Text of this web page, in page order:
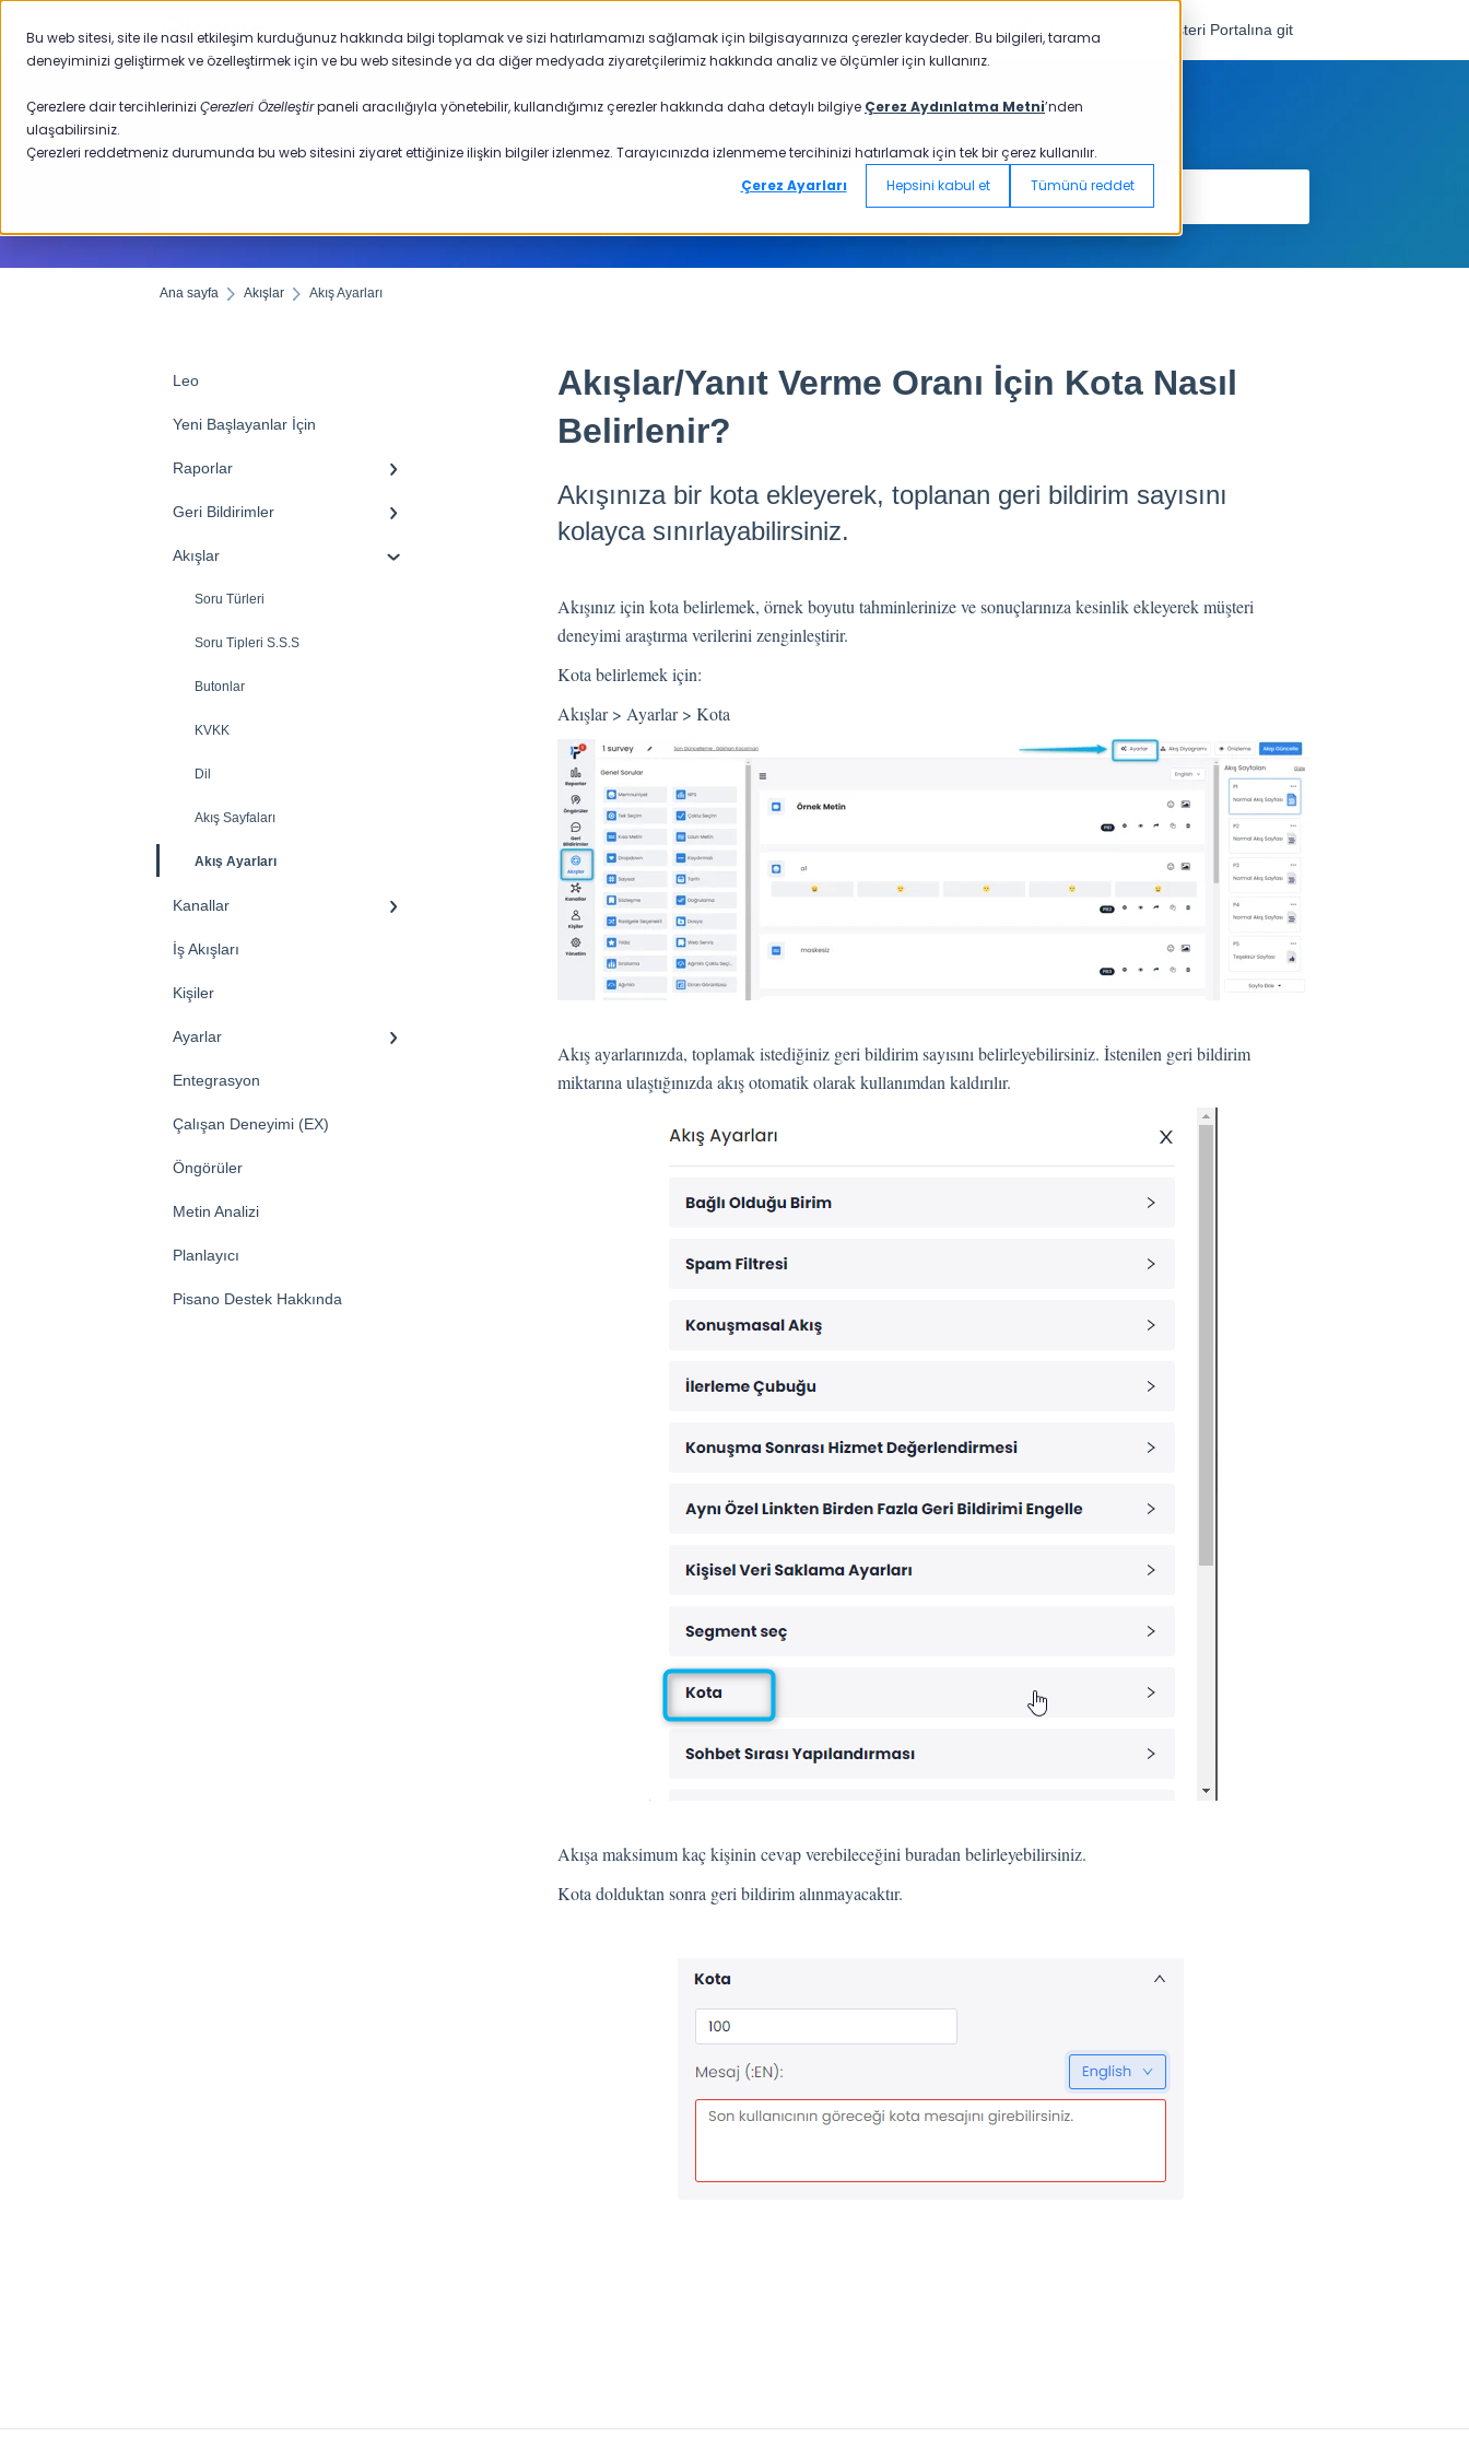
Bu web sitesi, site ile nasıl etkileşim kurduğunuz hakkında bilgi toplamak ve sizi hatırlamamızı sağlamak için bilgisayarınıza çerezler kaydeder. Bu bilgileri, tarama
deneyiminizi geliştirmek ve özelleştirmek için ve bu web sitesinde ya da diğer medyada ziyaretçilerimiz hakkında analiz ve ölçümler için kullanırız.
Çerezlere dair tercihlerinizi Çerezleri Özelleştirpaneli aracılığıyla yönetebilir, kullandığımız çerezler hakkında daha detaylı bilgiye Çerez Aydınlatma Metni’nden
ulaşabilirsiniz.
Çerezleri reddetmeniz durumunda bu web sitesini ziyaret ettiğinize ilişkin bilgiler izlenmez. Tarayıcınızda izlenmeme tercihinizi hatırlamak için tek bir çerez kullanılır.
Çerez Ayarları
Hepsini kabul et Tümünü reddet
Ana sayfa Türkçe Müşteri Portalına git
Ana sayfa Akışlar Akış Ayarları
Leo
Yeni Başlayanlar İçin
Raporlar
Geri Bildirimler
Akışlar
Soru Türleri
Soru Tipleri S.S.S
Butonlar
KVKK
Dil
Akış Sayfaları
Akış Ayarları
Kanallar
İş Akışları
Kişiler
Ayarlar
Entegrasyon
Çalışan Deneyimi (EX)
Öngörüler
Metin Analizi
Planlayıcı
Pisano Destek Hakkında
Akışlar/Yanıt Verme Oranı İçin Kota Nasıl
Belirlenir?
Akışınıza bir kota ekleyerek, toplanan geri bildirim sayısını
kolayca sınırlayabilirsiniz.
Akışınız için kota belirlemek, örnek boyutu tahminlerinize ve sonuçlarınıza kesinlik ekleyerek müşteri
deneyimi araştırma verilerini zenginleştirir.
Kota belirlemek için:
Akışlar > Ayarlar > Kota
Akış ayarlarınızda, toplamak istediğiniz geri bildirim sayısını belirleyebilirsiniz. İstenilen geri bildirim
miktarına ulaştığınızda akış otomatik olarak kullanımdan kaldırılır.
Akışa maksimum kaç kişinin cevap verebileceğini buradan belirleyebilirsiniz.
Kota dolduktan sonra geri bildirim alınmayacaktır.